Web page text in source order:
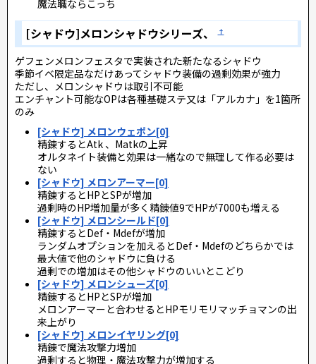
魔法職ならこっち
[シャドウ]メロンシャドウシリーズ、 †
ゲフェンメロンフェスタで実装された新たなるシャドウ
季節イベ限定品なだけあってシャドウ装備の過剰効果が強力
ただし、メロンシャドウは取引不可能
エンチャント可能なOPは各種基礎ステ又は「アルカナ」を1箇所
のみ
[シャドウ] メロンウェポン[0]
精錬するとAtk 、Matkの上昇
オルタネイト装備と効果は一緒なので無理して作る必要は
ない
[シャドウ] メロンアーマー[0]
精錬するとHPとSPが増加
過剰時のHP増加量が多く精錬値9でHPが7000も増える
[シャドウ] メロンシールド[0]
精錬するとDef・Mdefが増加
ランダムオプションを加えるとDef・Mdefのどちらかでは
最大値で他のシャドウに負ける
過剰での増加はその他シャドウのいいとこどり
[シャドウ] メロンシューズ[0]
精錬するとHPとSPが増加
メロンアーマーと合わせるとHPモリモリマッチョマンの出
来上がり
[シャドウ] メロンイヤリング[0]
精錬で魔法攻撃力増加
過剰すると物理・魔法攻撃力が増加する